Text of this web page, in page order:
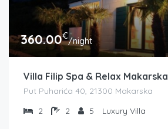
360.00€/night
Villa Filip Spa & Relax Makarska
Put Puharića 40, 21300 Makarska
2
2 5 Luxury Villa